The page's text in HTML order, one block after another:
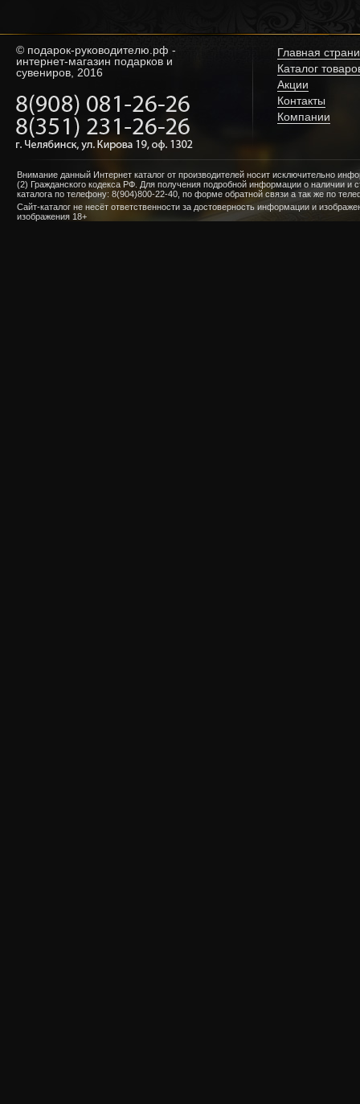
© подарок-руководителю.рф -
интернет-магазин подарков и
сувениров, 2016
Главная
Каталог
Акции
Контакты
Компании
Внимание данный Интернет каталог от производителей носит исключительно
(2) Гражданского кодекса РФ. Для получения подробной информации о наличии и
каталога по телефону: 8(904)800-22-40, по форме обратной связи а так же по
Сайт-каталог не несёт ответственности за достоверность информации и
изображения 18+